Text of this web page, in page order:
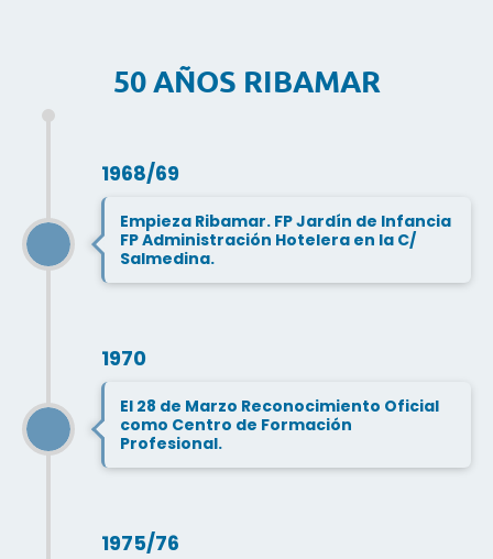
50 AÑOS RIBAMAR
1968/69
Empieza Ribamar. FP Jardín de Infancia
FP Administración Hotelera en la C/
Salmedina.
1970
El 28 de Marzo Reconocimiento Oficial
como Centro de Formación
Profesional.
1975/76